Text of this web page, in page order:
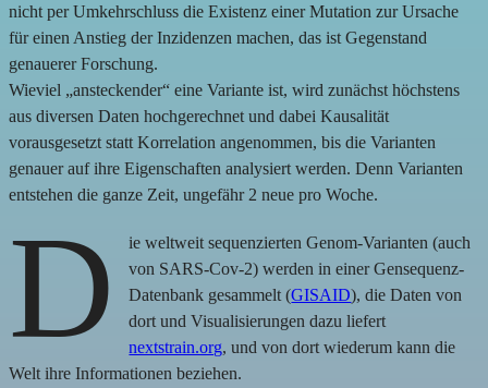
nicht per Umkehrschluss die Existenz einer Mutation zur Ursache
für einen Anstieg der Inzidenzen machen, das ist Gegenstand
genauerer Forschung.
Wieviel „ansteckender“ eine Variante ist, wird zunächst höchstens
aus diversen Daten hochgerechnet und dabei Kausalität
vorausgesetzt statt Korrelation angenommen, bis die Varianten
genauer auf ihre Eigenschaften analysiert werden. Denn Varianten
entstehen die ganze Zeit, ungefähr 2 neue pro Woche.
D
ie weltweit sequenzierten Genom-Varianten (auch
von SARS-Cov-2) werden in einer Gensequenz-
Datenbank gesammelt (GISAID), die Daten von
dort und Visualisierungen dazu liefert
nextstrain.org, und von dort wiederum kann die
Welt ihre Informationen beziehen.